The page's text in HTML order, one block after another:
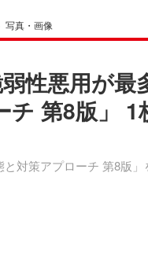
写真・画像
性悪用が最
チ 第8版」
対策アプローチ 第8版」